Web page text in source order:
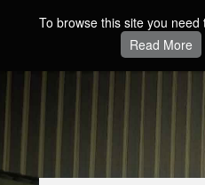
To browse this site you
Read More